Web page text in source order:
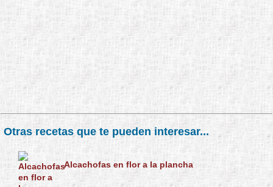
Otras recetas que te pueden interesar...
Alcachofas en flor a la plancha